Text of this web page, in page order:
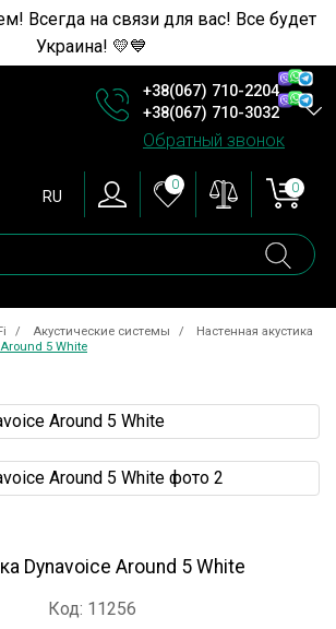
Всегда на связи для вас! Все будет
Украина! 💛💙
+38(067) 710-2204
+38(067) 710-3032
Обратный звонок
RU
0 0
Акустические системы
Настенная акустика
5 White
Dynavoice Around 5 White
Код: 11256